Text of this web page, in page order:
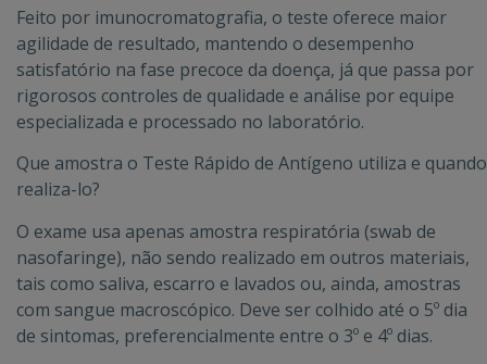
Feito por imunocromatografia, o teste oferece maior
agilidade de resultado, mantendo o desempenho
satisfatório na fase precoce da doença, já que passa por
rigorosos controles de qualidade e análise por equipe
especializada e processado no laboratório.
Que amostra o Teste Rápido de Antígeno utiliza e quando
realiza-lo?
O exame usa apenas amostra respiratória (swab de
nasofaringe), não sendo realizado em outros materiais,
tais como saliva, escarro e lavados ou, ainda, amostras
com sangue macroscópico. Deve ser colhido até o 5º dia
de sintomas, preferencialmente entre o 3º e 4º dias.